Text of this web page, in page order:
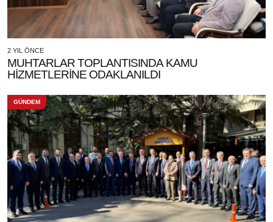
2 YIL ÖNCE
MUHTARLAR TOPLANTISINDA KAMU
HİZMETLERİNE ODAKLANILDI
GÜNDEM